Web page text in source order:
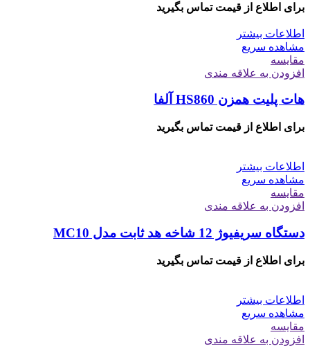
برای اطلاع از قیمت تماس بگیرید
اطلاعات بیشتر
مشاهده سریع
مقایسه
افزودن به علاقه مندی
هات پلیت همزن HS860 آلفا
برای اطلاع از قیمت تماس بگیرید
اطلاعات بیشتر
مشاهده سریع
مقایسه
افزودن به علاقه مندی
دستگاه سریفیوژ 12 شاخه هد ثابت مدل MC10
برای اطلاع از قیمت تماس بگیرید
اطلاعات بیشتر
مشاهده سریع
مقایسه
افزودن به علاقه مندی